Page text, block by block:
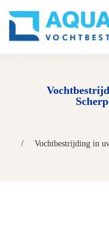
Vochtbestrijding in